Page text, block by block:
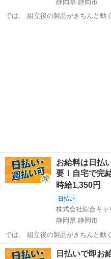
静岡県 静岡市
では、 組立後の製品がきちんと動
お給料は日払
要！自宅で完
時給1,350円
日払い
株式会社綜合キャ
静岡県 静岡市
では、 組立後の製品がきちんと動
た、 加工後の…
静岡 静岡市 工場
日払いで即お